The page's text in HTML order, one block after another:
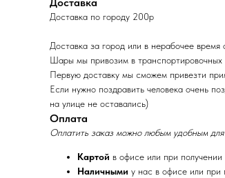
Доставка по городу 200р
Доставка за город или в нерабочее время
Шары мы привозим в
Первую доставку мы сможем привезти
Если нужно поздравить человека очень
на улице не оставались)
Оплата
Оплатить заказ можно любым удобным
Картой в офисе или при получении
Наличными у нас в офисе или при